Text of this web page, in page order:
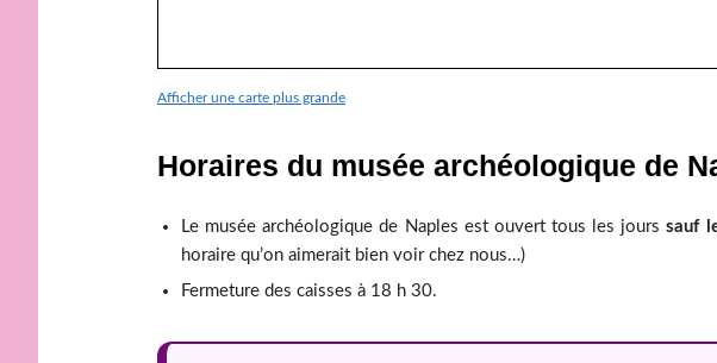
Afficher une carte plus grande
Horaires du musée archéologique de
Le musée archéologique de Naples est ouvert tous les jourssauf
horaire qu’on aimerait bien voir chez nous…)
Fermeture des caisses à 18 h 30.